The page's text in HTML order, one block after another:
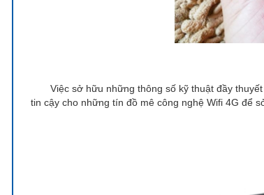
Việc sở hữu những thông số kỹ thuật đầy
tin cậy cho những tín đồ mê công nghệ Wifi 4G để